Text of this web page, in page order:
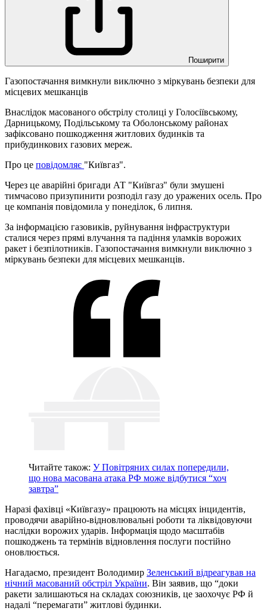
Поширити
Газопостачання вимкнули виключно з міркувань безпеки для
місцевих мешканців
Внаслідок масованого обстрілу столиці у Голосіївському,
Дарницькому, Подільському та Оболонському районах
зафіксовано пошкодження житлових будинків та
прибудинкових газових мереж.
Про це повідомляє "Київгаз".
Через це аварійні бригади АТ "Київгаз" були змушені
тимчасово призупинити розподіл газу до уражених осель. Про
це компанія повідомила у понеділок, 6 липня.
За інформацією газовиків, руйнування інфраструктури
сталися через прямі влучання та падіння уламків ворожих
ракет і безпілотників. Газопостачання вимкнули виключно з
міркувань безпеки для місцевих мешканців.
Читайте також: У Повітряних силах попередили,
що нова масована атака РФ може відбутися “хоч
завтра”
Наразі фахівці «Київгазу» працюють на місцях інцидентів,
проводячи аварійно-відновлювальні роботи та ліквідовуючи
наслідки ворожих ударів. Інформація щодо масштабів
пошкоджень та термінів відновлення послуги постійно
оновлюється.
Нагадаємо, президент Володимир Зеленський відреагував на
нічний масований обстріл України. Він заявив, що “доки
ракети залишаються на складах союзників, це заохочує РФ й
надалі “перемагати” житлові будинки.